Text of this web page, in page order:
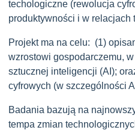
techologiczne (rewolucja
produktywności i w
Projekt ma na celu: (1)
wzrostowi gospodarczemu,
sztucznej inteligencji (AI);
cyfrowych (w szczególności
Badania bazują na
tempa zmian